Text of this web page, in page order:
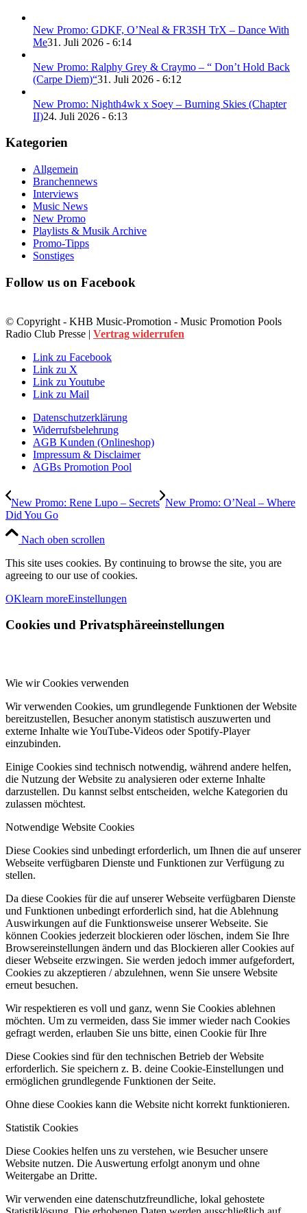
New Promo: GDKF, O’Neal & FR3SH TrX – Dance With
Me31. Juli 2026 - 6:14
New Promo: Ralphy Grey & Craymo – “ Don’t Hold Back
(Carpe Diem)“31. Juli 2026 - 6:12
New Promo: Nighth4wk x Soey – Burning Skies (Chapter
II)24. Juli 2026 - 6:13
Kategorien
Allgemein
Branchennews
Interviews
Music News
New Promo
Playlists & Musik Archive
Promo-Tipps
Sonstiges
Follow us on Facebook
© Copyright - KHB Music-Promotion - Music Promotion Pools
Radio Club Presse | Vertrag widerrufen
Link zu Facebook
Link zu X
Link zu Youtube
Link zu Mail
Datenschutzerklärung
Widerrufsbelehrung
AGB Kunden (Onlineshop)
Impressum & Disclaimer
AGBs Promotion Pool
New Promo: Rene Lupo – Secrets New Promo: O’Neal – Where
Did You Go
Nach oben scrollen
This site uses cookies. By continuing to browse the site, you are
agreeing to our use of cookies.
OKlearn moreEinstellungen
Cookies und Privatsphäreeinstellungen
Wie wir Cookies verwenden
Wir verwenden Cookies, um grundlegende Funktionen der Website
bereitzustellen, Besucher anonym statistisch auszuwerten und
externe Inhalte wie YouTube-Videos oder Spotify-Player
einzubinden.
Einige Cookies sind technisch notwendig, während andere helfen,
die Nutzung der Website zu analysieren oder externe Inhalte
darzustellen. Du kannst selbst entscheiden, welche Kategorien du
zulassen möchtest.
Notwendige Website Cookies
Diese Cookies sind unbedingt erforderlich, um Ihnen die auf unserer
Webseite verfügbaren Dienste und Funktionen zur Verfügung zu
stellen.
Da diese Cookies für die auf unserer Webseite verfügbaren Dienste
und Funktionen unbedingt erforderlich sind, hat die Ablehnung
Auswirkungen auf die Funktionsweise unserer Webseite. Sie
können Cookies jederzeit blockieren oder löschen, indem Sie Ihre
Browsereinstellungen ändern und das Blockieren aller Cookies auf
dieser Webseite erzwingen. Sie werden jedoch immer aufgefordert,
Cookies zu akzeptieren / abzulehnen, wenn Sie unsere Website
erneut besuchen.
Wir respektieren es voll und ganz, wenn Sie Cookies ablehnen
möchten. Um zu vermeiden, dass Sie immer wieder nach Cookies
gefragt werden, erlauben Sie uns bitte, einen Cookie für Ihre
Diese Cookies sind für den technischen Betrieb der Website
erforderlich. Sie speichern z. B. deine Cookie-Einstellungen und
ermöglichen grundlegende Funktionen der Seite.
Ohne diese Cookies kann die Website nicht korrekt funktionieren.
Statistik Cookies
Diese Cookies helfen uns zu verstehen, wie Besucher unsere
Website nutzen. Die Auswertung erfolgt anonym und ohne
Weitergabe an Dritte.
Wir verwenden eine datenschutzfreundliche, lokal gehostete